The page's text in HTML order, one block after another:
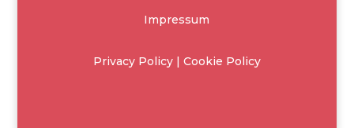
Impressum
Privacy Policy | Cookie Policy